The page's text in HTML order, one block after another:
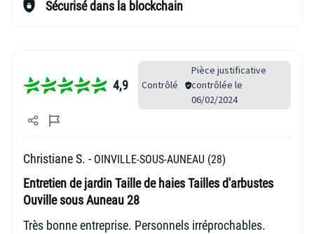
Sécurisé dans la blockchain
4,9 Contrôlé
Pièce justificative
contrôlée le
06/02/2024
Christiane S. - OINVILLE-SOUS-AUNEAU (28)
Entretien de jardin Taille de haies Tailles d'arbustes
Ouville sous Auneau 28
Très bonne entreprise. Personnels irréprochables.